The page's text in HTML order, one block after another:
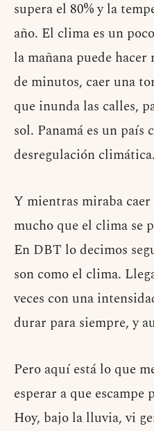
supera el 80% y la
año. El clima es un
la mañana puede
de minutos, caer una
que inunda las calles,
sol. Panamá es un país
desregulación
Y mientras miraba caer
mucho que el clima se
En DBT lo decimos
son como el clima.
veces con una
durar para siempre, y
Pero aquí está lo que
esperar a que escampe
Hoy, bajo la lluvia, vi